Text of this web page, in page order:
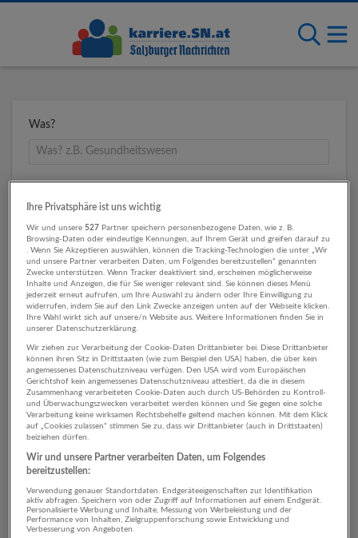
Was?
Umkreis
1 Einkauf, Logistik, Lager
Einzelhandel Unternehmen
Ihre Privatsphäre ist uns wichtig
Wir und unsere527 Partner speichern personenbezogene Daten, wie z. B.
Browsing-Daten oder eindeutige Kennungen, auf Ihrem Gerät und greifen darauf zu
. Wenn Sie Akzeptieren auswählen, können die Tracking-Technologien die unter „Wir
und unsere Partner verarbeiten Daten, um Folgendes bereitzustellen“ genannten
Zwecke unterstützen. Wenn Tracker deaktiviert sind, erscheinen möglicherweise
Inhalte und Anzeigen, die für Sie weniger relevant sind. Sie können dieses Menü
jederzeit erneut aufrufen, um Ihre Auswahl zu ändern oder Ihre Einwilligung zu
widerrufen, indem Sie auf den Link Zwecke anzeigen unten auf der Webseite klicken.
Ihre Wahl wirkt sich auf unsere/n Website aus. Weitere Informationen finden Sie in
unserer Datenschutzerklärung.
Wir ziehen zur Verarbeitung der Cookie-Daten Drittanbieter bei. Diese Drittanbieter
können ihren Sitz in Drittstaaten (wie zum Beispiel den USA) haben, die über kein
angemessenes Datenschutzniveau verfügen. Den USA wird vom Europäischen
Gerichtshof kein angemessenes Datenschutzniveau attestiert, da die in diesem
Zusammenhang verarbeiteten Cookie-Daten auch durch US-Behörden zu Kontroll-
und Überwachungszwecken verarbeitet werden können und Sie gegen eine solche
Verarbeitung keine wirksamen Rechtsbehelfe geltend machen können. Mit dem Klick
auf „Cookies zulassen“ stimmen Sie zu, dass wir Drittanbieter (auch in Drittstaaten)
beiziehen dürfen.
Wir und unsere Partner verarbeiten Daten, um Folgendes
bereitzustellen:
Verwendung genauer Standortdaten. Endgeräteeigenschaften zur Identifikation
aktiv abfragen. Speichern von oder Zugriff auf Informationen auf einem Endgerät.
Personalisierte Werbung und Inhalte, Messung von Werbeleistung und der
Performance von Inhalten, Zielgruppenforschung sowie Entwicklung und
Verbesserung von Angeboten.